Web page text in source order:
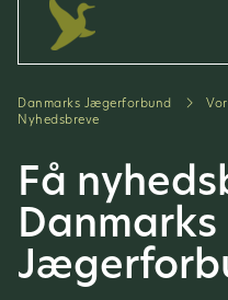
Danmarks Jægerforbund
Nyhedsbreve
Få
Danmarks